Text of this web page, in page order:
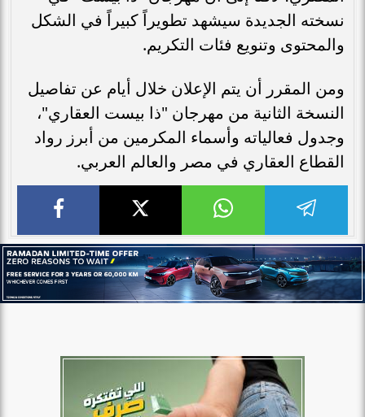
نسخته الجديدة سيشهد تطويراً كبيراً في الشكل
والمحتوى وتنويع فئات التكريم.
ومن المقرر أن يتم الإعلان خلال أيام عن تفاصيل
النسخة الثانية من مهرجان "ذا بيست العقاري"،
وجدول فعالياته وأسماء المكرمين من أبرز رواد
القطاع العقاري في مصر والعالم العربي.